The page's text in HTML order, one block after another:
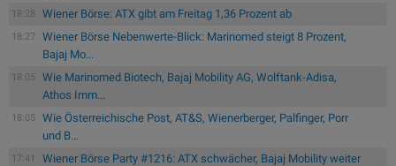
18:28 Wiener Börse: ATX gibt am Freitag 1,36 Prozent ab
18:27
Wiener Börse Nebenwerte-Blick: Marinomed steigt 8 Prozent,
Bajaj Mo...
18:05
Wie Marinomed Biotech, Bajaj Mobility AG, Wolftank-Adisa,
Athos Imm...
18:05
Wie Österreichische Post, AT&S, Wienerberger, Palfinger, Porr
und B...
17:41
Wiener Börse Party #1216: ATX schwächer, Bajaj Mobility weiter